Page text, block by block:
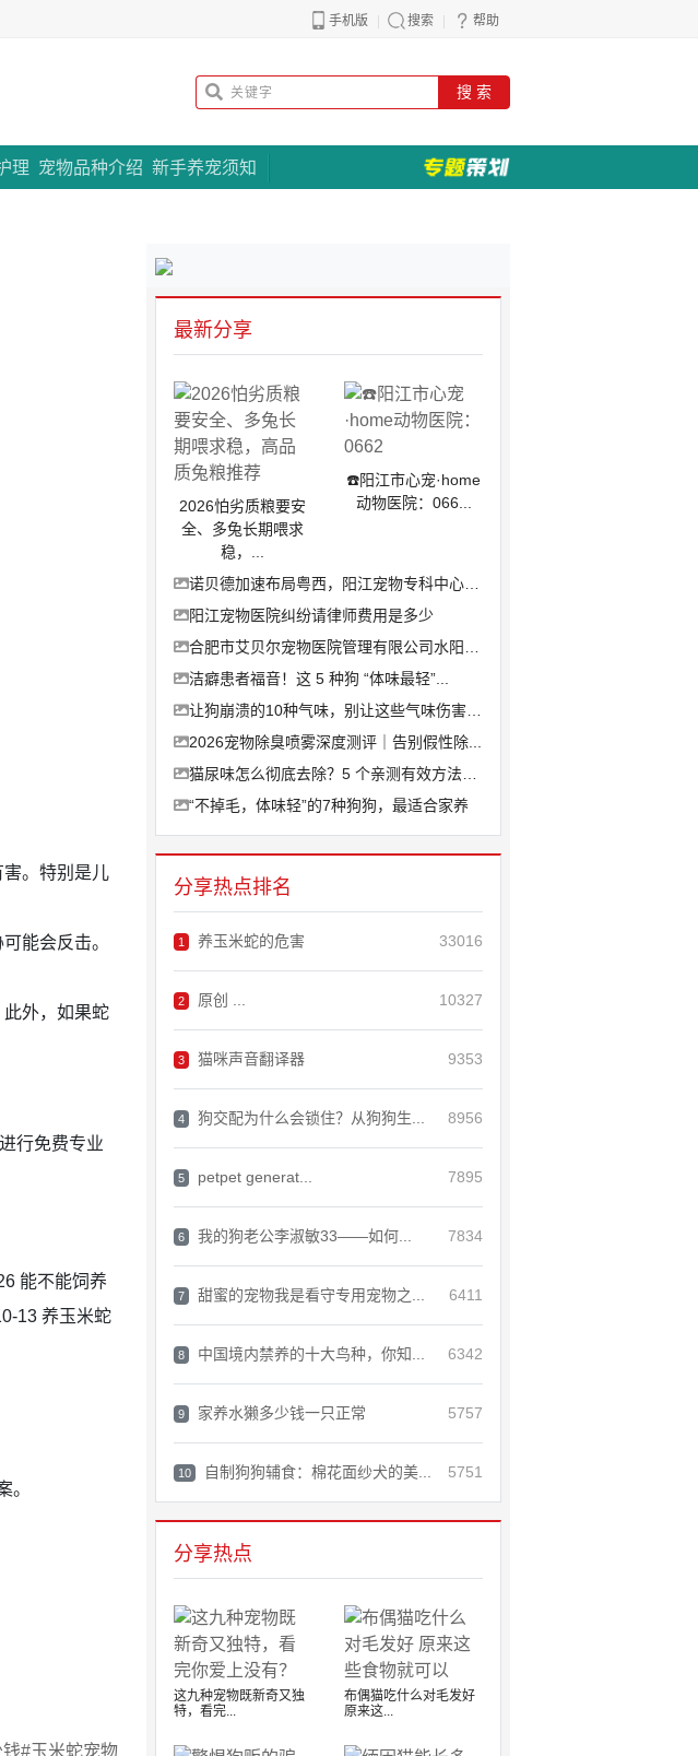
手机版 搜索 帮助
搜 索
理 宠物品种介绍 新手养宠须知
专题策划
。特别是儿
能会反击。
外，如果蛇
行免费专业
能不能饲养
13 养玉米蛇
。
#玉米蛇宠物
最新分享
2026怕劣质粮要安
全、多兔长期喂求
稳，...
☎️阳江市心宠·home
动物医院：066...
诺贝德加速布局粤西，阳江宠物专科中心医院...
阳江宠物医院纠纷请律师费用是多少
合肥市艾贝尔宠物医院管理有限公司水阳江路...
洁癖患者福音！这 5 种狗 “体味最轻”...
让狗崩溃的10种气味，别让这些气味伤害爱...
2026宠物除臭喷雾深度测评｜告别假性除...
猫尿味怎么彻底去除？5 个亲测有效方法，...
“不掉毛，体味轻”的7种狗狗，最适合家养
分享热点排名
1 养玉米蛇的危害 33016
2 原创 ... 10327
3 猫咪声音翻译器 9353
4 狗交配为什么会锁住？从狗狗生... 8956
5 petpet generat... 7895
6 我的狗老公李淑敏33——如何... 7834
7 甜蜜的宠物我是看守专用宠物之... 6411
8 中国境内禁养的十大鸟种，你知... 6342
9 家养水獭多少钱一只正常 5757
10 自制狗狗辅食：棉花面纱犬的美... 5751
分享热点
这九种宠物既新奇又独
特，看完...
布偶猫吃什么对毛发好
原来这...